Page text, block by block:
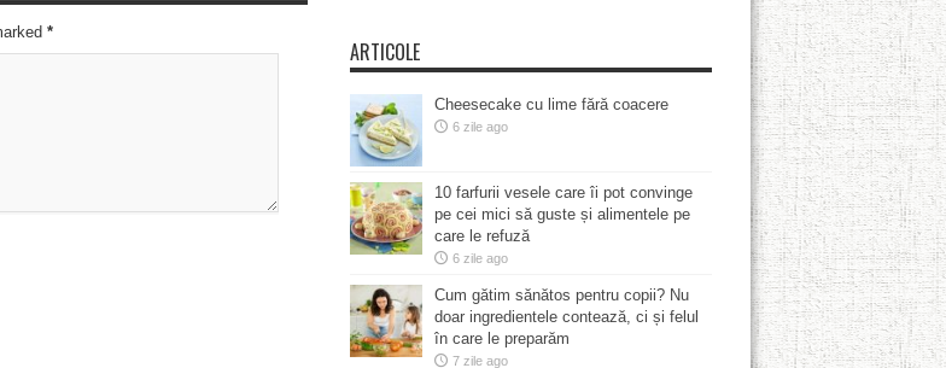
*
ARTICOLE
Cheesecake cu lime fără coacere
6 zile ago
10 farfurii vesele care îi pot convinge
pe cei mici să guste și alimentele pe
care le refuză
6 zile ago
Cum gătim sănătos pentru copii? Nu
doar ingredientele contează, ci și felul
în care le preparăm
7 zile ago